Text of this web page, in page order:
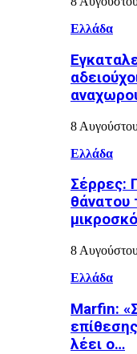
Ελλάδα
8
Ελλάδα
Σέρρες:
θάνατου
8
Ελλάδα
Marfin:
λέει ο…